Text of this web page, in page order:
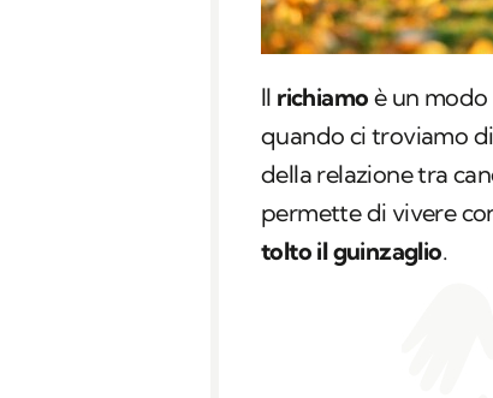
Il richiamo è un
quando ci troviamo
della relazione tra
permette di vivere
tolto il guinzaglio.